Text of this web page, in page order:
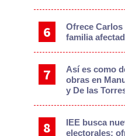
Ofrece
familia
Así es como
obras en
y De las
IEE busca
electorales;